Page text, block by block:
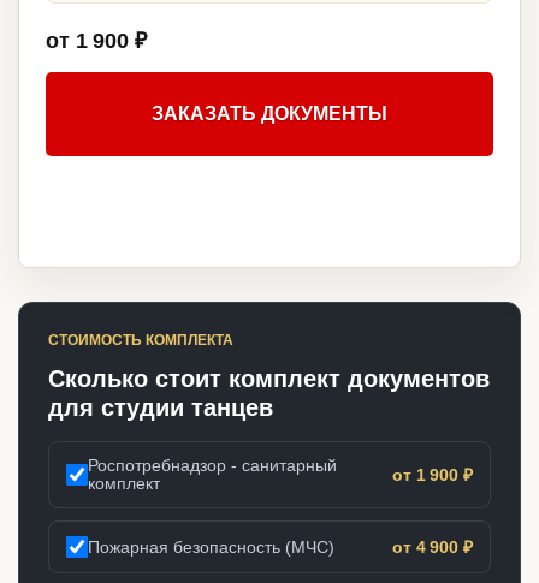
от 1 900 ₽
ЗАКАЗАТЬ ДОКУМЕНТЫ
СТОИМОСТЬ КОМПЛЕКТА
Сколько стоит комплект документов
для студии танцев
Роспотребнадзор - санитарный
комплект
от 1 900 ₽
Пожарная безопасность (МЧС) от 4 900 ₽